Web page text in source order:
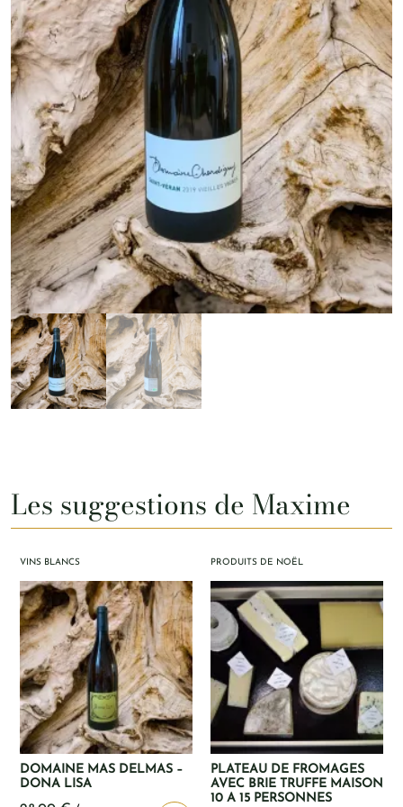
Les suggestions de Maxime
VINS BLANCS
DOMAINE MAS DELMAS –
DONA LISA
PRODUITS DE NOËL
PLATEAU DE FROMAGES
AVEC BRIE TRUFFE MAISON
10 A 15 PERSONNES